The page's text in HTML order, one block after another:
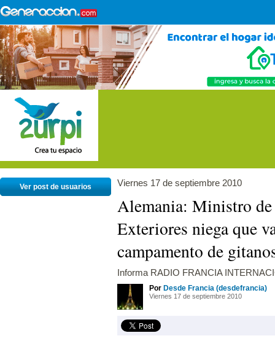
Ver post de usuarios Viernes 17 de septiembre 2010
Alemania: Ministro de
Exteriores niega que
campamento de
Informa RADIO FRANCIA
Por Desde Francia (desdefrancia)
Viernes 17 de septiembre 2010